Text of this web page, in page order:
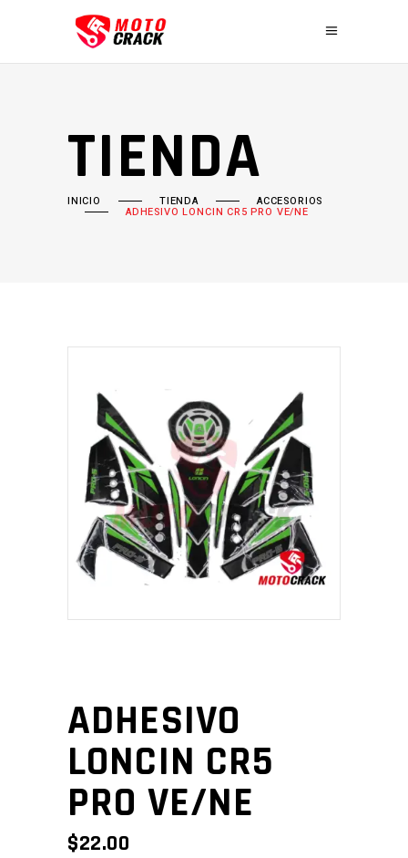
TIENDA
INICIO TIENDA ACCESORIOS
ADHESIVO LONCIN CR5 PRO VE/NE
ADHESIVO
LONCIN CR5
PRO VE/NE
$22.00